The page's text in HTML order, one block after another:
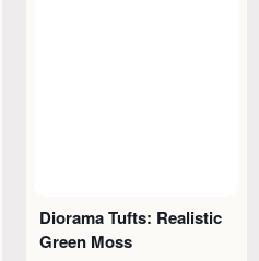
Diorama Tufts: Realistic
Green Moss